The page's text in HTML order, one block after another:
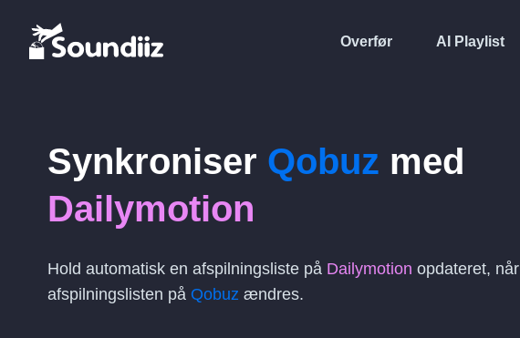
Overfør AI Playlist
Synkroniser Qobuz med
Dailymotion
Hold automatisk en afspilningsliste på Dailymotion opdateret, når
afspilningslisten på Qobuz ændres.